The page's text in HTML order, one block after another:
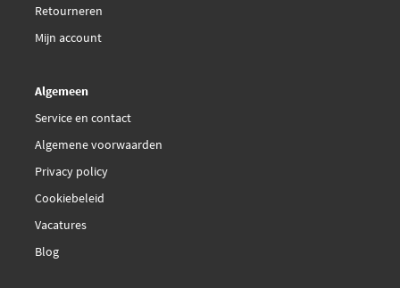
FTE BL2566A1
Fai Autoparts BP219
Fai Autoparts FPBP270
Fai Autoparts FPBP271
Retourneren
Mijn account
Algemeen
Service en contact
Algemene voorwaarden
Privacy policy
Cookiebeleid
Vacatures
Blog